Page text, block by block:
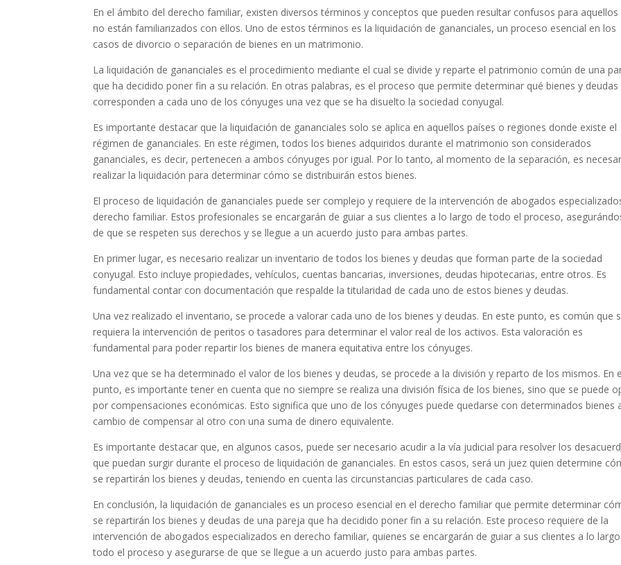
En el ámbito del derecho familiar, existen diversos términos y conceptos que pueden resultar confusos para aquellos
no están familiarizados con ellos. Uno de estos términos es la liquidación de gananciales, un proceso esencial en los
casos de divorcio o separación de bienes en un matrimonio.
La liquidación de gananciales es el procedimiento mediante el cual se divide y reparte el patrimonio común de una
que ha decidido poner fin a su relación. En otras palabras, es el proceso que permite determinar qué bienes y deudas
corresponden a cada uno de los cónyuges una vez que se ha disuelto la sociedad conyugal.
Es importante destacar que la liquidación de gananciales solo se aplica en aquellos países o regiones donde existe el
régimen de gananciales. En este régimen, todos los bienes adquiridos durante el matrimonio son considerados
gananciales, es decir, pertenecen a ambos cónyuges por igual. Por lo tanto, al momento de la separación, es
realizar la liquidación para determinar cómo se distribuirán estos bienes.
El proceso de liquidación de gananciales puede ser complejo y requiere de la intervención de abogados
derecho familiar. Estos profesionales se encargarán de guiar a sus clientes a lo largo de todo el proceso,
de que se respeten sus derechos y se llegue a un acuerdo justo para ambas partes.
En primer lugar, es necesario realizar un inventario de todos los bienes y deudas que forman parte de la sociedad
conyugal. Esto incluye propiedades, vehículos, cuentas bancarias, inversiones, deudas hipotecarias, entre otros. Es
fundamental contar con documentación que respalde la titularidad de cada uno de estos bienes y deudas.
Una vez realizado el inventario, se procede a valorar cada uno de los bienes y deudas. En este punto, es común que
requiera la intervención de peritos o tasadores para determinar el valor real de los activos. Esta valoración es
fundamental para poder repartir los bienes de manera equitativa entre los cónyuges.
Una vez que se ha determinado el valor de los bienes y deudas, se procede a la división y reparto de los mismos. En
punto, es importante tener en cuenta que no siempre se realiza una división física de los bienes, sino que se puede
por compensaciones económicas. Esto significa que uno de los cónyuges puede quedarse con determinados bienes
cambio de compensar al otro con una suma de dinero equivalente.
Es importante destacar que, en algunos casos, puede ser necesario acudir a la vía judicial para resolver los
que puedan surgir durante el proceso de liquidación de gananciales. En estos casos, será un juez quien determine
se repartirán los bienes y deudas, teniendo en cuenta las circunstancias particulares de cada caso.
En conclusión, la liquidación de gananciales es un proceso esencial en el derecho familiar que permite determinar
se repartirán los bienes y deudas de una pareja que ha decidido poner fin a su relación. Este proceso requiere de la
intervención de abogados especializados en derecho familiar, quienes se encargarán de guiar a sus clientes a lo
todo el proceso y asegurarse de que se llegue a un acuerdo justo para ambas partes.